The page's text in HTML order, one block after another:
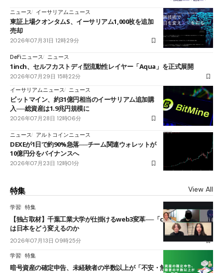
ニュース イーサリアムニュース
東証上場クオンタムS、イーサリアム1,000枚を追加
売却
2026年07月31日 12時29分
DeFiニュース ニュース
1inch、セルフカストディ型流動性レイヤー「Aqua」を正式展開
2026年07月29日 15時22分
イーサリアムニュース
ニュース
ビットマイン、約31億円相当のイーサリアム追加購
入──総資産は1.9兆円規模に
2026年07月28日 12時06分
ニュース アルトコインニュース
DEXEが1日で約90%急落──チーム関連ウォレットが
10億円分をバイナンスへ
2026年07月23日 12時01分
特集 View All
学習 特集
【独占取材】千葉工業大学が仕掛けるweb3変革──「cJPY」とAIの融合
は日本をどう変えるのか
2026年07月13日 09時25分
学習 特集
暗号資産の確定申告、未経験者の半数以上が「不安・無理」